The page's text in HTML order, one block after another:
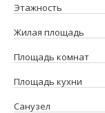
Этажность
Жилая площадь
Площадь комнат
Площадь кухни
Санузел